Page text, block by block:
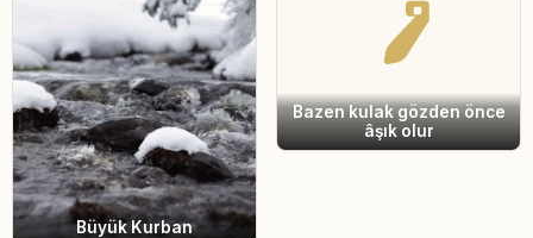
Büyük Kurban
Bazen kulak gözden önce
âşık olur